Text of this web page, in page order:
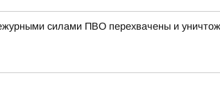
силами ПВО перехвачены и